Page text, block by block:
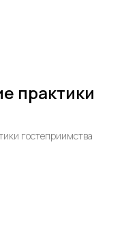
практики
гостеприимства